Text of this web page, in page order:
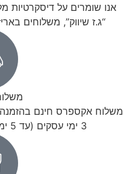
אנו שומרים על דיסקרטיות
“ג.ז שיווק”, משלוחים
3 ימי עסקים (עד 5 ימי עסקים לישובים מרוחקים)